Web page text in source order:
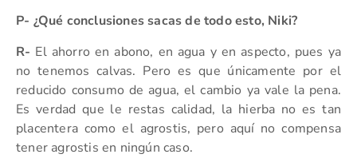
P- ¿Qué conclusiones sacas de todo esto, Niki?
R- El ahorro en abono, en agua y en aspecto, pues ya
no tenemos calvas. Pero es que únicamente por el
reducido consumo de agua, el cambio ya vale la pena.
Es verdad que le restas calidad, la hierba no es tan
placentera como el agrostis, pero aquí no compensa
tener agrostis en ningún caso.